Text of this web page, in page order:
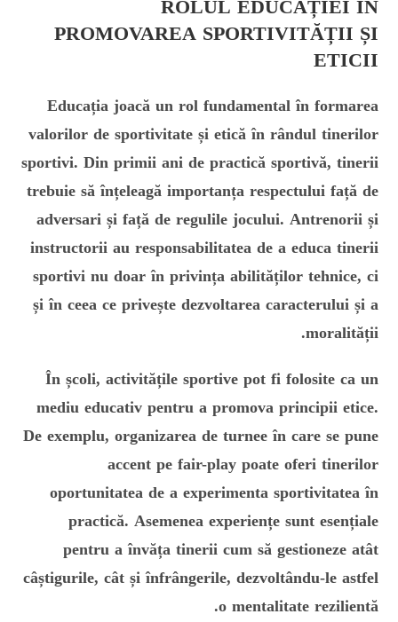
PROMOVAREA SPORTIVITĂȚII ȘI
ETICII
Educația joacă un rol fundamental în formarea
valorilor de sportivitate și etică în rândul tinerilor
sportivi. Din primii ani de practică sportivă, tinerii
trebuie să înțeleagă importanța respectului față de
adversari și față de regulile jocului. Antrenorii și
instructorii au responsabilitatea de a educa tinerii
sportivi nu doar în privința abilităților tehnice, ci
și în ceea ce privește dezvoltarea caracterului și a
moralității.
În școli, activitățile sportive pot fi folosite ca un
mediu educativ pentru a promova principii etice.
De exemplu, organizarea de turnee în care se pune
accent pe fair-play poate oferi tinerilor
oportunitatea de a experimenta sportivitatea în
practică. Asemenea experiențe sunt esențiale
pentru a învăța tinerii cum să gestioneze atât
câștigurile, cât și înfrângerile, dezvoltându-le astfel
o mentalitate rezilientă.